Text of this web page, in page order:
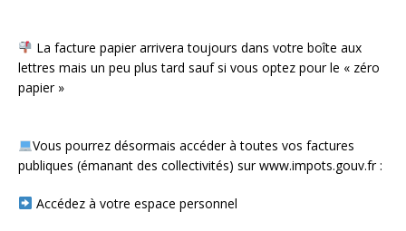
La facture papier arrivera toujours dans votre boîte aux
lettres mais un peu plus tard sauf si vous optez pour le « zéro
papier »
Vous pourrez désormais accéder à toutes vos factures
publiques (émanant des collectivités) sur www.impots.gouv.fr :
Accédez à votre espace personnel